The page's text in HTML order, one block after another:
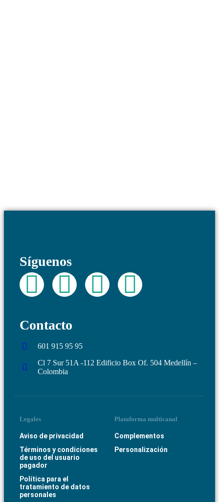
Síguenos
Contacto
601 915 95 95
Cl 7 Sur 51A -112 Edificio Box Of. 504 Medellín –
Colombia
Legales
Aviso de privacidad
Términos y condiciones
de uso del usuario
pagador
Política para el
tratamiento de datos
personales
Plataforma multicanal
Complementos
Personalización